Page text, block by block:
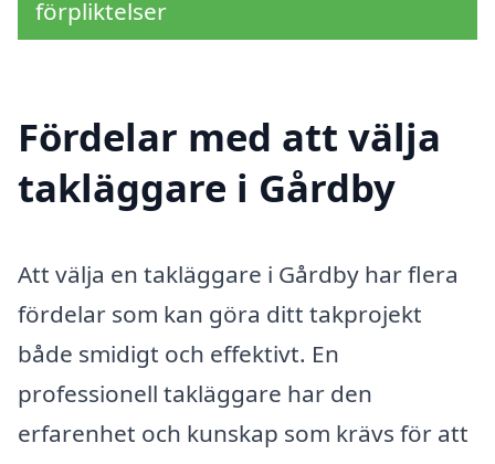
förpliktelser
Fördelar med att välja
takläggare i Gårdby
Att välja en takläggare i Gårdby har flera
fördelar som kan göra ditt takprojekt
både smidigt och effektivt. En
professionell takläggare har den
erfarenhet och kunskap som krävs för att